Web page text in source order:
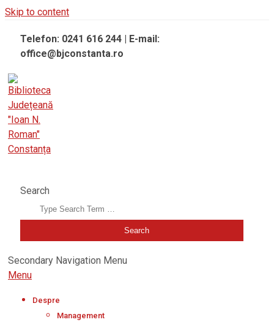
Skip to content
Telefon: 0241 616 244 | E-mail:
office@bjconstanta.ro
Search
Secondary Navigation Menu
Menu
Despre
Management